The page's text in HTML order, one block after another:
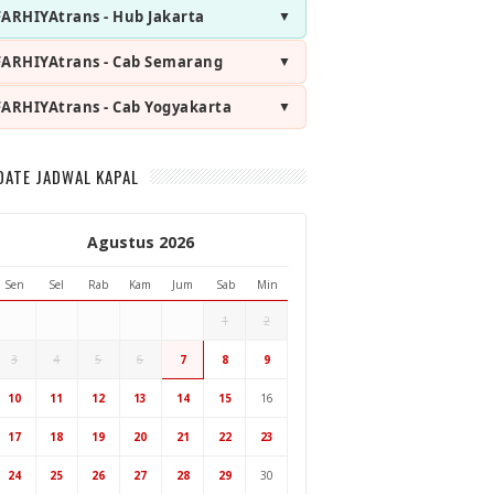
Hub Surabaya
- Hub Jakarta
- Cab Semarang
- Cab Yogyakarta
Cab Yogyakarta
JADWAL KAPAL
Agustus 2026
Sen Sel Rab Kam Jum Sab Min
1 2
3 4 5 6 7 8 9
10 11 12 13 14 15 16
17 18 19 20 21 22 23
24 25 26 27 28 29 30